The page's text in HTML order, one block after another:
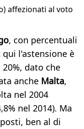
affezionati al voto
, con percentuali
qui l'astensione è
dato che
anche Malta,
nel 2004
nel 2014). Ma
ben al di